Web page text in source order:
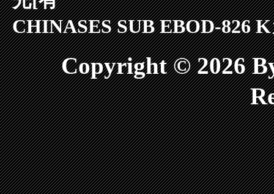
CHINASES SUB EBOD-826
Copyright © 2026